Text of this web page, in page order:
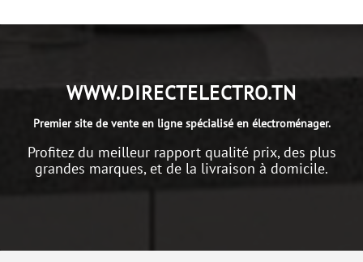
WWW.DIRECTELECTRO.TN
Premier site de vente en ligne spécialisé en électroménager.
Profitez du meilleur rapport qualité prix, des plus
grandes marques, et de la livraison à domicile.